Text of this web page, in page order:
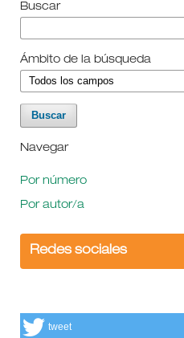
Buscar
Ámbito de la búsqueda
Navegar
Por número
Por autor/a
Redes sociales
tweet